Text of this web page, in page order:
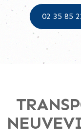
02 35 85